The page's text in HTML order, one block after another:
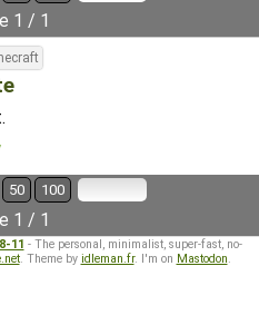
1 / 1
50 100
1 / 1
11 - The personal, minimalist, super-fast, no-
. Theme by idleman.fr. I'm on Mastodon.